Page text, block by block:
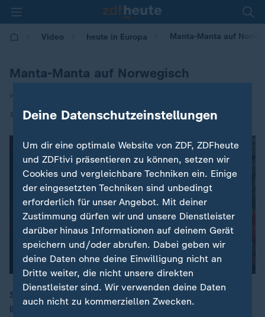
Video heute in Europa Manta-Manta auf
Manta-Manta auf Norwegisch
von Saskia Schüring
19.06.2026 | 16:00
Sie sind jung, lieben ihre Autos und schrauben gern an
ihnen herum. Im norwegischen Bo trifft sich die
Deine Datenschutzeinstellungen
Um dir eine optimale Website von ZDF, ZDFheute
und ZDFtivi präsentieren zu können, setzen wir
Cookies und vergleichbare Techniken ein. Einige
der eingesetzten Techniken sind unbedingt
erforderlich für unser Angebot. Mit deiner
Zustimmung dürfen wir und unsere Dienstleister
darüber hinaus Informationen auf deinem Gerät
speichern und/oder abrufen. Dabei geben wir
deine Daten ohne deine Einwilligung nicht an
Dritte weiter, die nicht unsere direkten
Dienstleister sind. Wir verwenden deine Daten
auch nicht zu kommerziellen Zwecken.